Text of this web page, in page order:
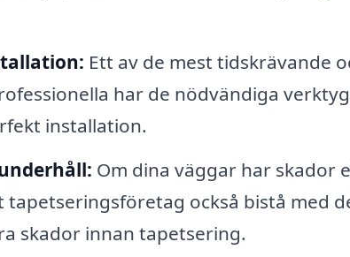
Ett av de mest tidskrävande
har de nödvändiga
installation.
Om dina väggar har skador
tapetseringsföretag också bistå med
skador innan tapetsering.